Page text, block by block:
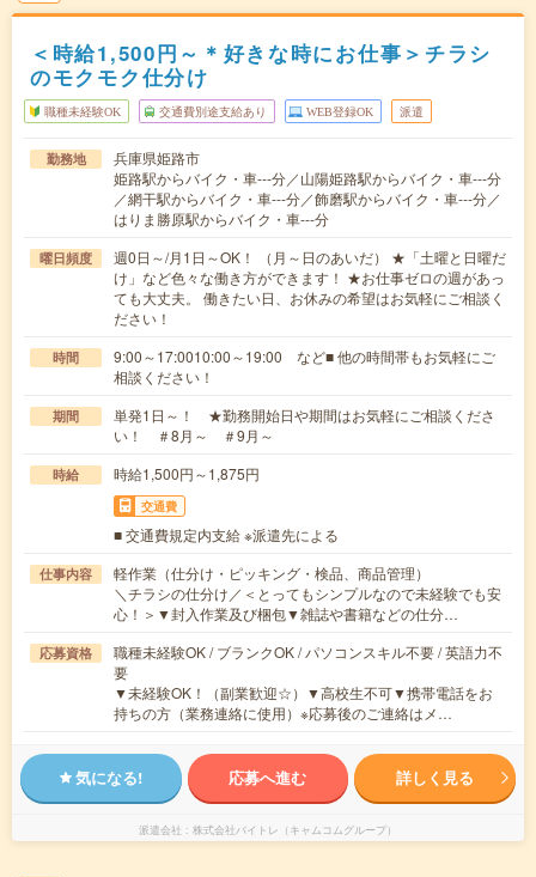
＜時給1,500円～＊好きな時にお仕事＞チラシ
のモクモク仕分け
職種未経験OK 交通費別途支給あり WEB登録OK 派遣
勤務地
兵庫県姫路市
姫路駅からバイク・車---分／山陽姫路駅からバイク・車---分
／網干駅からバイク・車---分／飾磨駅からバイク・車---分／
はりま勝原駅からバイク・車---分
曜日頻度
週0日～/月1日～OK！ （月～日のあいだ） ★「土曜と日曜だ
け」など色々な働き方ができます！ ★お仕事ゼロの週があっ
ても大丈夫。 働きたい日、お休みの希望はお気軽にご相談く
ださい！
時間
9:00～17:0010:00～19:00 など■ 他の時間帯もお気軽にご
相談ください！
期間
単発1日～！ ★勤務開始日や期間はお気軽にご相談くださ
い！ ＃8月～ ＃9月～
時給 時給1,500円～1,875円
交通費
■ 交通費規定内支給 ※派遣先による
仕事内容
軽作業（仕分け・ピッキング・検品、商品管理）
＼チラシの仕分け／＜とってもシンプルなので未経験でも安
心！＞▼封入作業及び梱包▼雑誌や書籍などの仕分…
応募資格
職種未経験OK / ブランクOK / パソコンスキル不要 / 英語力不
要
▼未経験OK！（副業歓迎☆）▼高校生不可▼携帯電話をお
持ちの方（業務連絡に使用）※応募後のご連絡はメ…
気になる! 応募へ進む 詳しく見る
派遣会社 株式会社バイトレ（キャムコムグループ）